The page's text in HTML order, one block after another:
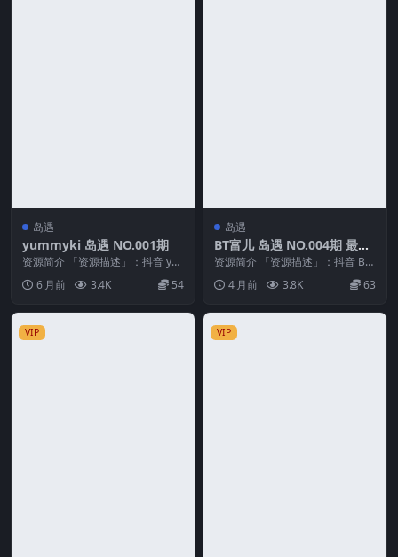
岛遇
yummyki 岛遇 NO.001期
资源简介 「资源描述」：抖音 yu
mmyki 岛遇 NO.001期 【12P1V...
6 月前 3.4K 54
岛遇
BT富儿 岛遇 NO.004期 最新
至：2026.4.3
资源简介 「资源描述」：抖音 BT
富儿 岛遇 NO.004期 【14P2V】最
新...4 月前 3.8K 63
VIP VIP